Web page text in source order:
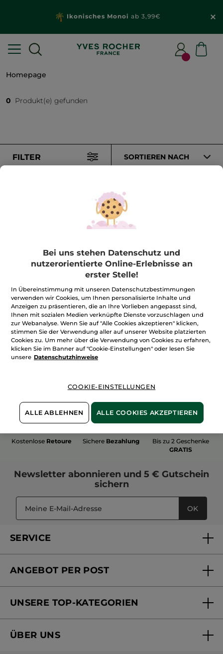
Ikonisches Monoi ab 3,99€
Homepage
0 Produkt(e) gefunden
FILTER SORTIEREN NACH
sindpflanzlich
unsere Felder
biologisch
Mehr entdecken
Kostenlose Retoure Sichere Bezahlung
Bis zu 2 Geschenke
GRATIS
Newsletter abonnieren und 5 € Gutschein
sichern
OK
SERVICE
Mein Konto
Online Preisliste
ANGEBOT PER POST
Versandhandel Preisliste
UNSERE TOP-KATEGORIEN
Black Friday Yves Rocher
ÜBER UNS
Bei uns stehen Datenschutz und
nutzerorientierte Online-Erlebnisse an
erster Stelle!
In Übereinstimmung mit unseren Datenschutzbestimmungen
verwenden wir Cookies, um Ihnen personalisierte Inhalte und
Anzeigen zu präsentieren, die an Ihre Vorlieben angepasst sind,
Ihnen mit sozialen Medien verknüpfte Dienste vorzuschlagen und
zur Webanalyse. Wenn Sie auf "Alle Cookies akzeptieren" klicken,
stimmen Sie der Verwendung aller auf unserer Website platzierten
Cookies zu. Um mehr über die Verwendung von Cookies zu erfahren,
klicken Sie im Banner auf "Cookie-Einstellungen" oder lesen Sie
unsere Datenschutzhinweise
COOKIE-EINSTELLUNGEN
ALLE ABLEHNEN ALLE COOKIES AKZEPTIEREN